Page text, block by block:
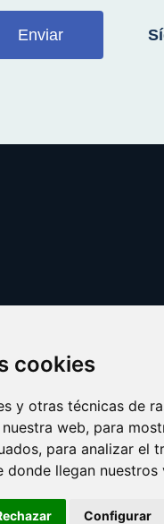
cookies
y otras técnicas de
web, para
para analizar el
donde llegan nuestros
Configurar
Enviar